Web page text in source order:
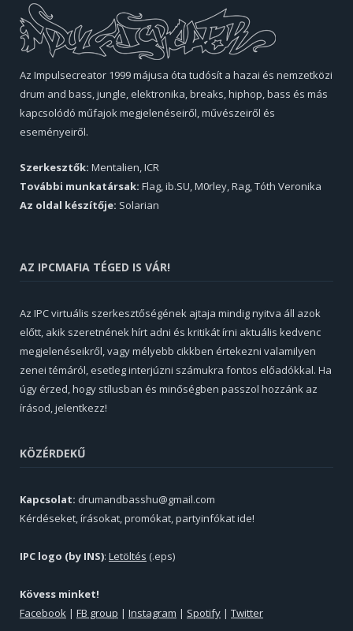
Az Impulsecreator 1999 májusa óta tudósít a hazai és nemzetközi
drum and bass, jungle, elektronika, breaks, hiphop, bass és más
kapcsolódó műfajok megjelenéseiről, művészeiről és
eseményeiről.
Szerkesztők: Mentalien, ICR
További munkatársak: Flag, ib.SU, M0rley, Rag, Tóth Veronika
Az oldal készítője: Solarian
AZ IPCMAFIA TÉGED IS VÁR!
Az IPC virtuális szerkesztőségének ajtaja mindig nyitva áll azok
előtt, akik szeretnének hírt adni és kritikát írni aktuális kedvenc
megjelenéseikről, vagy mélyebb cikkben értekezni valamilyen
zenei témáról, esetleg interjúzni számukra fontos előadókkal. Ha
úgy érzed, hogy stílusban és minőségben passzol hozzánk az
írásod, jelentkezz!
KÖZÉRDEKŰ
Kapcsolat: drumandbasshu@gmail.com
Kérdéseket, írásokat, promókat, partyinfókat ide!
IPC logo (by INS): Letöltés (.eps)
Kövess minket!
Facebook | FB group | Instagram | Spotify | Twitter